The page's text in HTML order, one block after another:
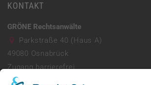
KONTAKT
GRÖNE Rechtsanwälte
Parkstraße 40 (Haus A)
49080 Osnabrück
Zugang barrierefrei
Parkhaus vorhanden